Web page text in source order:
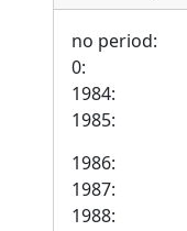
no period:
0:
1984:
1985:
1986:
1987:
1988: